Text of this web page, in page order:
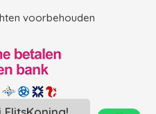
voorbehouden